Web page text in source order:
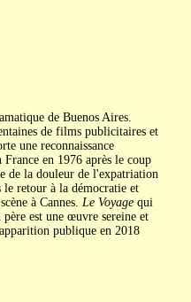
de Buenos Aires.
de films publicitaires et
une reconnaissance
en 1976 après le coup
de la douleur de l'expatriation
retour à la démocratie et
à Cannes. Le Voyagequi
est une œuvre sereine et
publique en 2018